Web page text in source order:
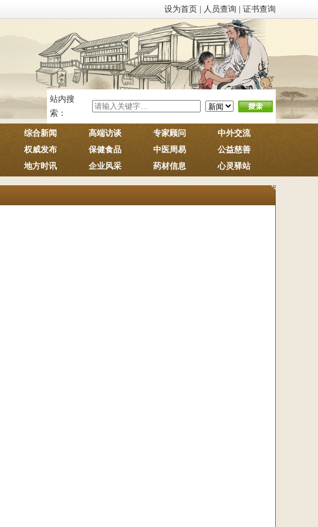
设为首页 人员查询 证书查询
站内搜
索：
综合新闻 高端访谈 专家顾问
中外交流
权威发布 保健食品 中医周易
公益慈善
地方时讯 企业风采 药材信息 心灵驿站